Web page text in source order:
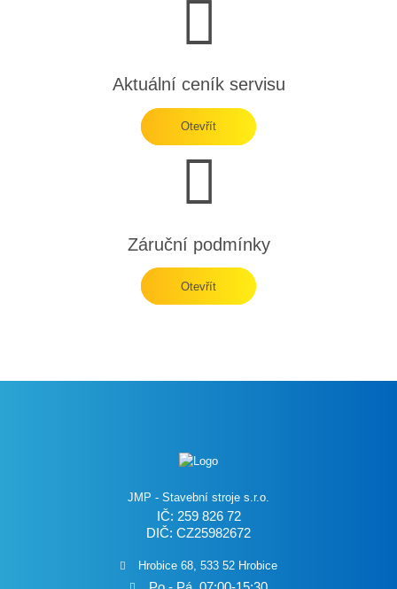
Aktuální ceník servisu
Otevřít
Záruční podmínky
Otevřít
JMP - Stavební stroje s.r.o.
IČ: 259 826 72
DIČ: CZ25982672
Hrobice 68, 533 52 Hrobice